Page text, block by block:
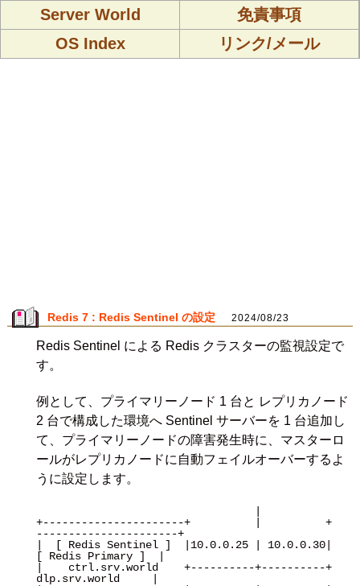
Server World
免責事項
OS Index
リンク/メール
Redis 7 : Redis Sentinel の設定 2024/08/23
Redis Sentinel による Redis クラスターの監視設定で
す。
例として、プライマリーノード 1 台と レプリカノード
2 台で構成した環境へ Sentinel サーバーを 1 台追加し
て、プライマリーノードの障害発生時に、マスターロ
ールがレプリカノードに自動フェイルオーバーするよ
うに設定します。
+----------------------+          |          +
----------------------+
|  [ Redis Sentinel ]  |10.0.0.25 | 10.0.0.30|
[ Redis Primary ]  |
|    ctrl.srv.world    +----------+----------+
dlp.srv.world     |